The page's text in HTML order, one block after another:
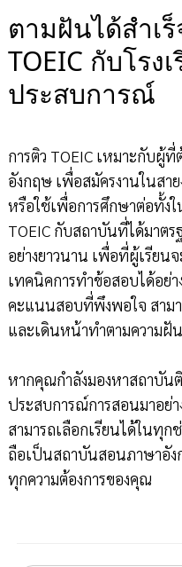
ตามฝันได้สำเ
TOEIC กับโร
ประสบการณ์
การติว TOEIC เหมาะกับผู้
อังกฤษ เพื่อสมัครงานในส
หรือใช้เพื่อการศึกษาต่อทั้งใ
TOEIC กับสถาบันที่ได้มาต
อย่างยาวนาน เพื่อที่ผู้เรียน
เทคนิคการทำข้อสอบได้อย่
คะแนนสอบที่พึงพอใจ สาม
และเดินหน้าทำตามความฝั
หากคุณกำลังมองหาสถาบัน
ประสบการณ์การสอนมาอย่
สามารถเลือกเรียนได้ในทุก
ถือเป็นสถาบันสอนภาษาอัง
ทุกความต้องการของคุณ